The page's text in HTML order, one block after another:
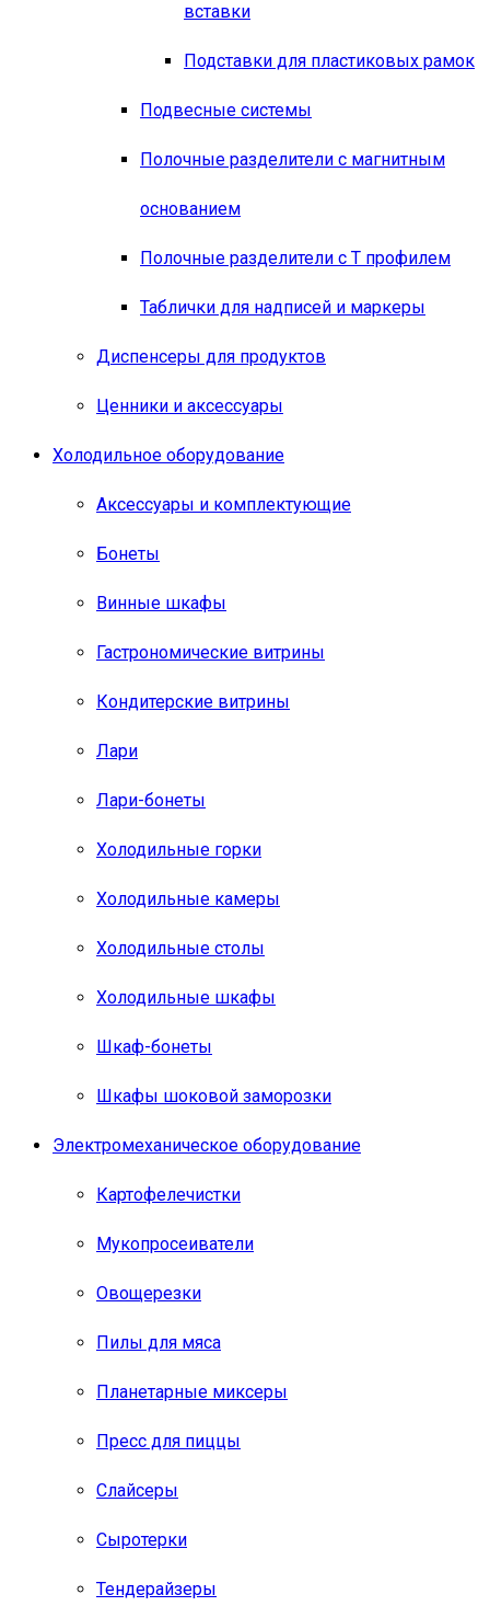
вставки
Подставки для пластиковых рамок
Подвесные системы
Полочные разделители с магнитным
основанием
Полочные разделители с Т профилем
Таблички для надписей и маркеры
Диспенсеры для продуктов
Ценники и аксессуары
Холодильное оборудование
Аксессуары и комплектующие
Бонеты
Винные шкафы
Гастрономические витрины
Кондитерские витрины
Лари
Лари-бонеты
Холодильные горки
Холодильные камеры
Холодильные столы
Холодильные шкафы
Шкаф-бонеты
Шкафы шоковой заморозки
Электромеханическое оборудование
Картофелечистки
Мукопросеиватели
Овощерезки
Пилы для мяса
Планетарные миксеры
Пресс для пиццы
Слайсеры
Сыротерки
Тендерайзеры